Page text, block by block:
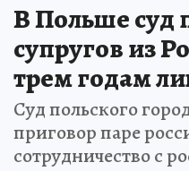
В Польше суд
супругов из
трем годам
Суд польского
приговор паре
сотрудничество с